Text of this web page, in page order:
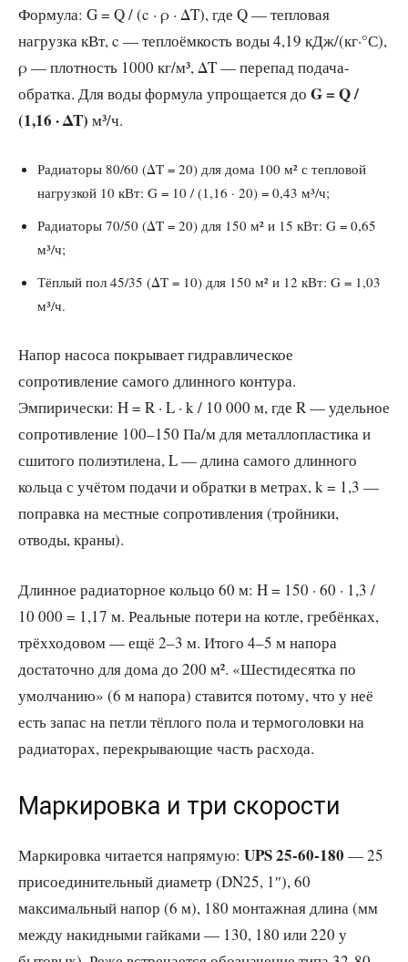
Формула: G = Q / (c · ρ · ΔT), где Q — тепловая
нагрузка кВт, c — теплоёмкость воды 4,19 кДж/(кг·°С),
ρ — плотность 1000 кг/м³, ΔT — перепад подача-
обратка. Для воды формула упрощается до G = Q /
(1,16 · ΔT) м³/ч.
Радиаторы 80/60 (ΔT = 20) для дома 100 м² с тепловой
нагрузкой 10 кВт: G = 10 / (1,16 · 20) = 0,43 м³/ч;
Радиаторы 70/50 (ΔT = 20) для 150 м² и 15 кВт: G = 0,65
м³/ч;
Тёплый пол 45/35 (ΔT = 10) для 150 м² и 12 кВт: G = 1,03
м³/ч.
Напор насоса покрывает гидравлическое
сопротивление самого длинного контура.
Эмпирически: H = R · L · k / 10 000 м, где R — удельное
сопротивление 100–150 Па/м для металлопластика и
сшитого полиэтилена, L — длина самого длинного
кольца с учётом подачи и обратки в метрах, k = 1,3 —
поправка на местные сопротивления (тройники,
отводы, краны).
Длинное радиаторное кольцо 60 м: H = 150 · 60 · 1,3 /
10 000 = 1,17 м. Реальные потери на котле, гребёнках,
трёхходовом — ещё 2–3 м. Итого 4–5 м напора
достаточно для дома до 200 м². «Шестидесятка по
умолчанию» (6 м напора) ставится потому, что у неё
есть запас на петли тёплого пола и термоголовки на
радиаторах, перекрывающие часть расхода.
Маркировка и три скорости
Маркировка читается напрямую: UPS 25-60-180 — 25
присоединительный диаметр (DN25, 1″), 60
максимальный напор (6 м), 180 монтажная длина (мм
между накидными гайками — 130, 180 или 220 у